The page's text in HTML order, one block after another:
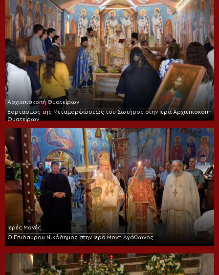
Αρχιεπισκοπή Θυατείρων
Εορτασμός της Μεταμορφώσεως του Σωτήρος στην Ιερά Αρχιεπισκοπή
Θυατείρων
Ιερές Μονές
Ο Επιδαύρου Νικόδημος στην Ιερά Μονή Αγάθωνος